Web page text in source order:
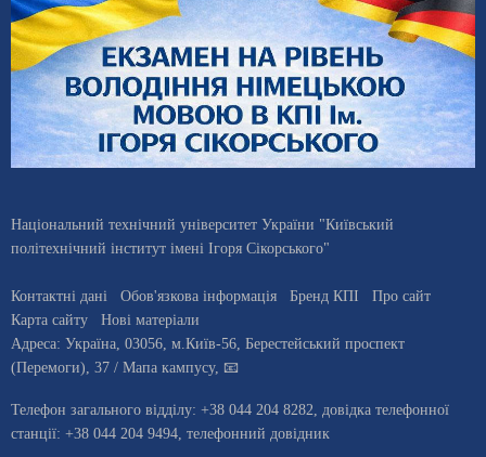
Національний технічний університет України "Київський
політехнічний інститут імені Ігоря Сікорського"
Контактні дані Обов'язкова інформація Бренд КПІ
Про сайт
Карта сайту
Нові матеріали
Адреса: Україна, 03056, м.Київ-56, Берестейський проспект
(Перемоги), 37 / Мапа кампусу, 📧
Телефон загального відділу: +38 044 204 8282 , довiдка телефонної
станцiї: +38 044 204 9494 телефонний довідник